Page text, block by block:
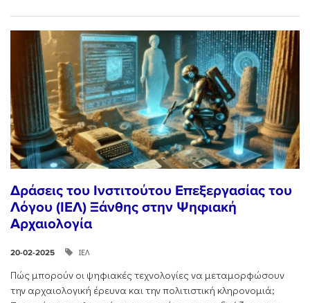
Δράσεις του Ινστιτούτου Επεξεργασίας του
Λόγου (ΙΕΛ) Ξάνθης στην Ψηφιακή
Αρχαιολογία
20-02-2025 ΙΕΛ
Πώς μπορούν οι ψηφιακές τεχνολογίες να μεταμορφώσουν
την αρχαιολογική έρευνα και την πολιτιστική κληρονομιά;